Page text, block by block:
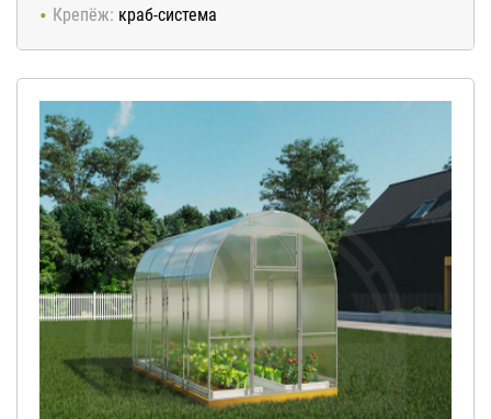
Крепёж: краб-система